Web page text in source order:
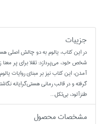
جزییات
در اين كتاب، يالوم به دو چالش اصلي
شخص خود، مي‌پردازد: تقلا براي پر معنا
آمدن، اين كتاب نيز بر مبناي روايات
گرفته و در قالب رماني هستي‌گرايانه
طنزآلود، بي‌تكل...
مشخصات محصول